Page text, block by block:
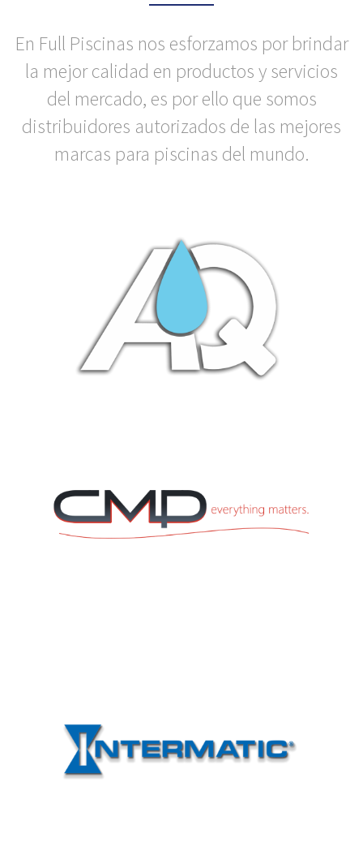
En Full Piscinas nos esforzamos por brindar
la mejor calidad en productos y servicios
del mercado, es por ello que somos
distribuidores autorizados de las mejores
marcas para piscinas del mundo.